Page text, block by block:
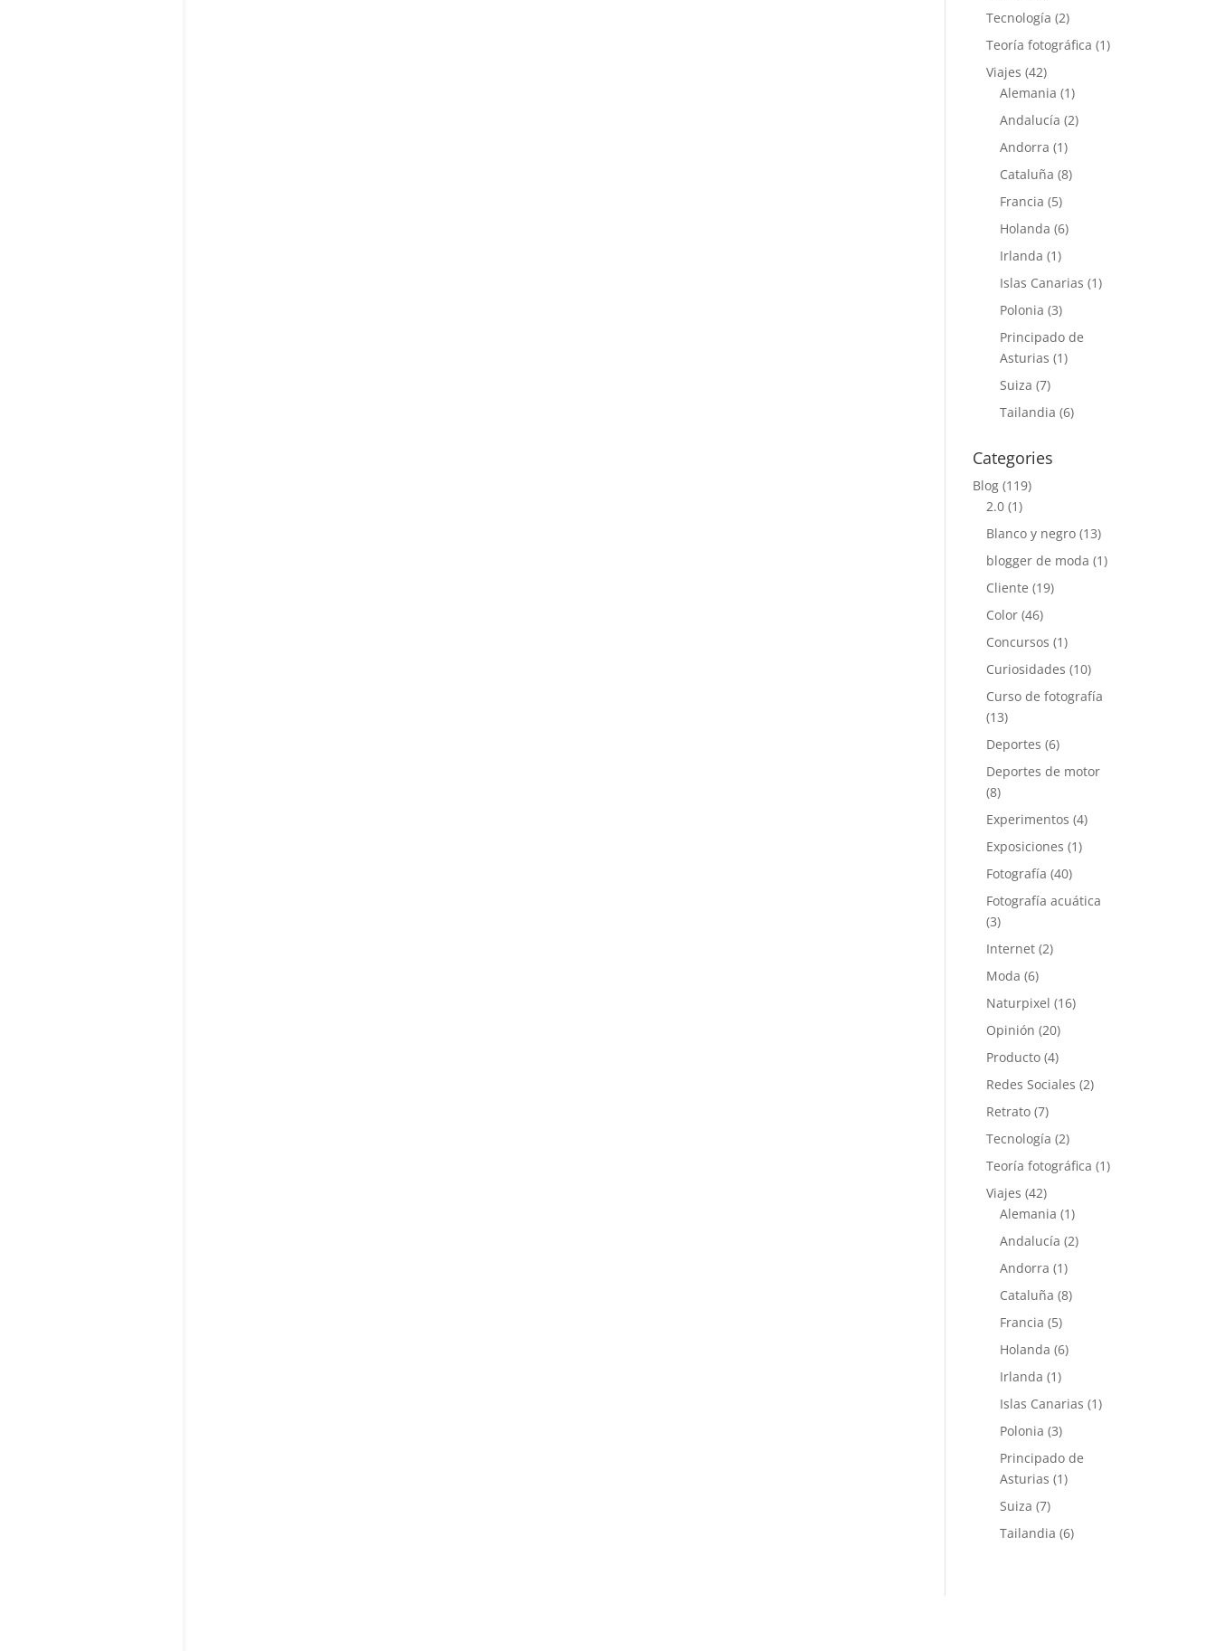
Tecnología (2)
Teoría fotográfica (1)
Viajes (42)
Alemania (1)
Andalucía (2)
Andorra (1)
Cataluña (8)
Francia (5)
Holanda (6)
Irlanda (1)
Islas Canarias (1)
Polonia (3)
Principado de
Asturias (1)
Suiza (7)
Tailandia (6)
Categories
Blog (119)
2.0 (1)
Blanco y negro (13)
blogger de moda (1)
Cliente (19)
Color (46)
Concursos (1)
Curiosidades (10)
Curso de fotografía
(13)
Deportes (6)
Deportes de motor
(8)
Experimentos (4)
Exposiciones (1)
Fotografía (40)
Fotografía acuática
(3)
Internet (2)
Moda (6)
Naturpixel (16)
Opinión (20)
Producto (4)
Redes Sociales (2)
Retrato (7)
Tecnología (2)
Teoría fotográfica (1)
Viajes (42)
Alemania (1)
Andalucía (2)
Andorra (1)
Cataluña (8)
Francia (5)
Holanda (6)
Irlanda (1)
Islas Canarias (1)
Polonia (3)
Principado de
Asturias (1)
Suiza (7)
Tailandia (6)